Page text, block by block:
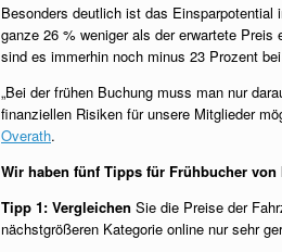
Besonders deutlich ist das Einsparpotential
ganze 26 % weniger als der erwartete
sind es immerhin noch minus 23 Prozent
„Bei der frühen Buchung muss man nur
finanziellen Risiken für unsere Mitglieder
Overath.
Wir haben fünf Tipps für Frühbucher
Tipp 1: Vergleichen Sie die Preise der
nächstgrößeren Kategorie online nur sehr